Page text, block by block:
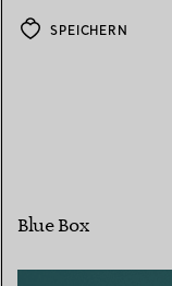
SPEICHERN
Blue Box